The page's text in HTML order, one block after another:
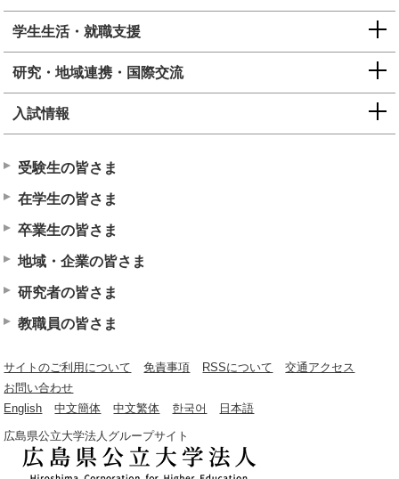
学生生活・就職支援
研究・地域連携・国際交流
入試情報
受験生の皆さま
在学生の皆さま
卒業生の皆さま
地域・企業の皆さま
研究者の皆さま
教職員の皆さま
サイトのご利用について 免責事項 RSSについて
交通アクセス
お問い合わせ
English
中文簡体 中文繁体 한국어 日本語
広島県公立大学法人グループサイト